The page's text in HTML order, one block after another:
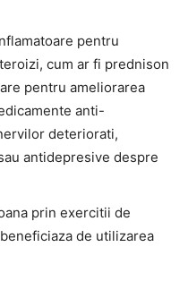
pentru
cum ar fi prednison
pentru ameliorarea
anti-
deteriorati,
antidepresive despre
prin exercitii de
de utilizarea